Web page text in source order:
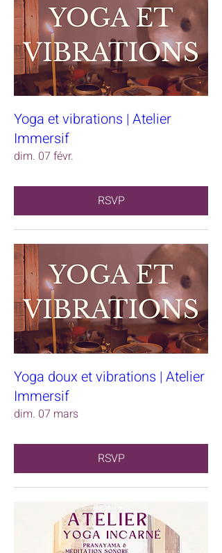
Yoga et vibrations | Atelier
Immersif
dim. 07 févr.
RSVP
Yoga doux et vibrations | Atelier
Immersif
dim. 07 mars
RSVP